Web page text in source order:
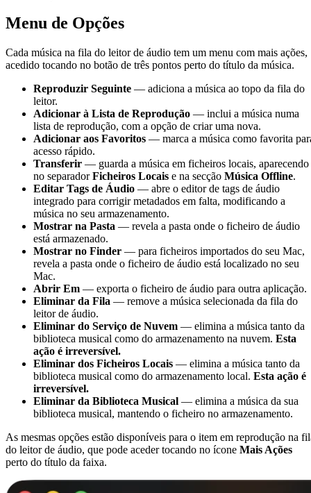
Menu de Opções
Cada música na fila do leitor de áudio tem um menu com mais ações,
acedido tocando no botão de três pontos perto do título da música.
Reproduzir Seguinte — adiciona a música ao topo da fila do
leitor.
Adicionar à Lista de Reprodução — inclui a música numa
lista de reprodução, com a opção de criar uma nova.
Adicionar aos Favoritos — marca a música como favorita
acesso rápido.
Transferir — guarda a música em ficheiros locais, aparecendo
no separadorFicheiros Locais e na secção Música Offline.
Editar Tags de Áudio — abre o editor de tags de áudio
integrado para corrigir metadados em falta, modificando a
música no seu armazenamento.
Mostrar na Pasta — revela a pasta onde o ficheiro de áudio
está armazenado.
Mostrar no Finder — para ficheiros importados do seu Mac,
revela a pasta onde o ficheiro de áudio está localizado no seu
Mac.
Abrir Em — exporta o ficheiro de áudio para outra aplicação.
Eliminar da Fila — remove a música selecionada da fila do
leitor de áudio.
Eliminar do Serviço de Nuvem — elimina a música tanto da
biblioteca musical como do armazenamento na nuvem. Esta
ação é irreversível.
Eliminar dos Ficheiros Locais — elimina a música tanto da
biblioteca musical como do armazenamento local. Esta ação é
irreversível.
Eliminar da Biblioteca Musical — elimina a música da sua
biblioteca musical, mantendo o ficheiro no armazenamento.
As mesmas opções estão disponíveis para o item em reprodução na
do leitor de áudio, que pode aceder tocando no ícone Mais Ações
perto do título da faixa.